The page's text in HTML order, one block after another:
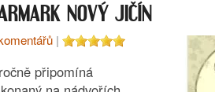
NOVÝ JIČÍN
|
připomíná